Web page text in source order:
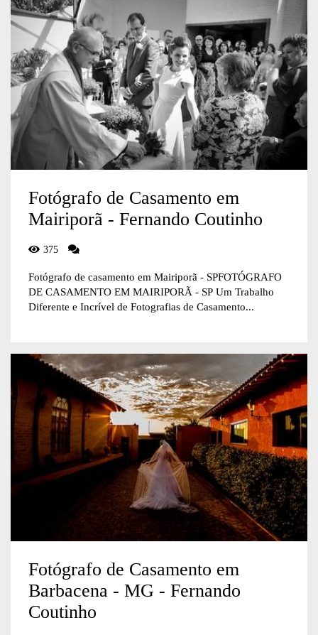
Fotógrafo de Casamento em
Mairiporã - Fernando Coutinho
375
Fotógrafo de casamento em Mairiporã - SPFOTÓGRAFO
DE CASAMENTO EM MAIRIPORÃ - SP Um Trabalho
Diferente e Incrível de Fotografias de Casamento...
Fotógrafo de Casamento em
Barbacena - MG - Fernando
Coutinho